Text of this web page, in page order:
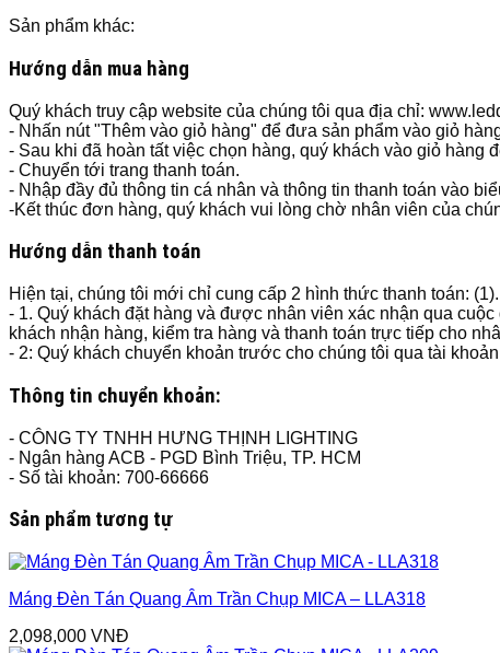
Sản phẩm khác:
Hướng dẫn mua hàng
Quý khách truy cập website của chúng tôi qua địa chỉ:
- Nhấn nút "Thêm vào giỏ hàng" để đưa sản phẩm vào giỏ
- Sau khi đã hoàn tất việc chọn hàng, quý khách vào giỏ
- Chuyển tới trang thanh toán.
- Nhập đầy đủ thông tin cá nhân và thông tin thanh toán vào
-Kết thúc đơn hàng, quý khách vui lòng chờ nhân viên của
Hướng dẫn thanh toán
Hiện tại, chúng tôi mới chỉ cung cấp 2 hình thức thanh toán:
- 1. Quý khách đặt hàng và được nhân viên xác nhận qua
khách nhận hàng, kiểm tra hàng và thanh toán trực tiếp cho
- 2: Quý khách chuyển khoản trước cho chúng tôi qua tài
Thông tin chuyển khoản:
- CÔNG TY TNHH HƯNG THỊNH LIGHTING
- Ngân hàng ACB - PGD Bình Triệu, TP. HCM
- Số tài khoản: 700-66666
Sản phẩm tương tự
Máng Đèn Tán Quang Âm Trần Chụp MICA – LLA318
2,098,000 VNĐ